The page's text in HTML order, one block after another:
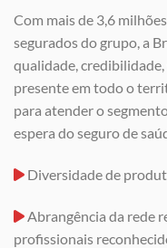
Com mais de 3,6
segurados do grupo, a
qualidade, credibilidade,
presente em todo o
para atender o
espera do seguro de
Diversidade de
Abrangência da rede
profissionais